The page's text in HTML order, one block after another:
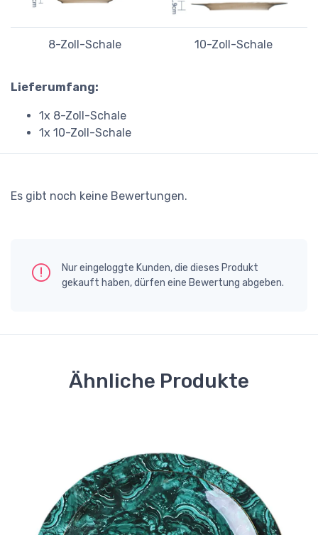
8-Zoll-Schale 10-Zoll-Schale
Lieferumfang:
1x 8-Zoll-Schale
1x 10-Zoll-Schale
Es gibt noch keine Bewertungen.
Nur eingeloggte Kunden, die dieses Produkt
gekauft haben, dürfen eine Bewertung abgeben.
Ähnliche Produkte